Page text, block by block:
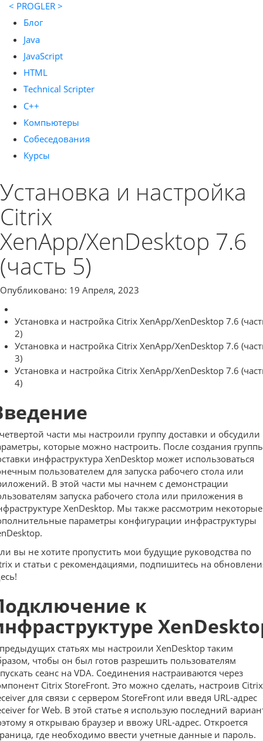
< PROGLER >
Блог
Java
JavaScript
HTML
Technical Scripter
C++
Компьютеры
Собеседования
Курсы
Установка и настройка
Citrix
XenApp/XenDesktop 7.6
(часть 5)
Опубликовано: 19 Апреля, 2023
Установка и настройка Citrix XenApp/XenDesktop 7.6
2)
Установка и настройка Citrix XenApp/XenDesktop 7.6
3)
Установка и настройка Citrix XenApp/XenDesktop 7.6
4)
части мы настроили группу доставки и обсудили
которые можно настроить. После создания
инфраструктура XenDesktop может использоваться
пользователем для запуска рабочего стола или
В этой части мы начнем с демонстрации
запуска рабочего стола или приложения в
XenDesktop. Мы также рассмотрим некоторые
параметры конфигурации инфраструктуры
вы не хотите пропустить мои будущие руководства по
и статьи с рекомендациями, подпишитесь на
к
статьях мы настроили XenDesktop таким
чтобы он был готов разрешить пользователям
сеанс на VDA. Соединения настраиваются через
Citrix StoreFront. Это можно сделать, настроив Citrix
для связи с сервером StoreFront или введя URL-адрес
for Web. В этой статье я использую последний
я открываю браузер и ввожу URL-адрес. Откроется
где необходимо ввести учетные данные и пароль.